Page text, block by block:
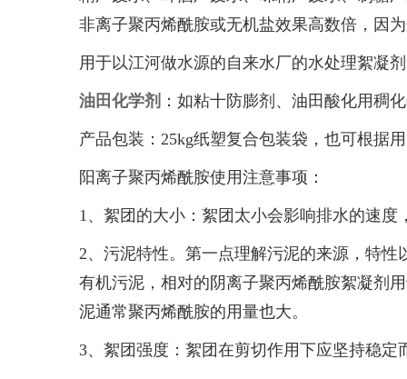
非离子聚丙烯酰胺或无机盐效果高数倍，因
用于以江河做水源的自来水厂的水处理絮凝
油田化学剂 ：如粘十防膨剂、油田酸化用稠
产品包装：25kg纸塑复合包装袋，也可根据
阳离子聚丙烯酰胺使用注意事项：
1、絮团的大小：絮团太小会影响排水的速
2、污泥特性。第一点理解污泥的来源，特
有机污泥，相对的阴离子聚丙烯酰胺絮凝剂
泥通常聚丙烯酰胺的用量也大。
3、絮团强度：絮团在剪切作用下应坚持稳